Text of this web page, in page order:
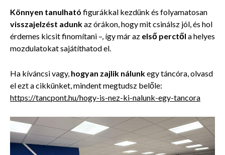
Könnyen tanulható figurákkal kezdünk és folyamatosan
visszajelzést adunkaz órákon, hogy mit csinálsz jól, és hol
érdemes kicsit finomítani –, így már az első perctől a helyes
mozdulatokat sajátíthatod el.
Ha kíváncsi vagy, hogyan zajlik nálunkegy táncóra, olvasd
el ezt a cikkünket, mindent megtudsz belőle:
https://tancpont.hu/hogy-is-nez-ki-nalunk-egy-tancora